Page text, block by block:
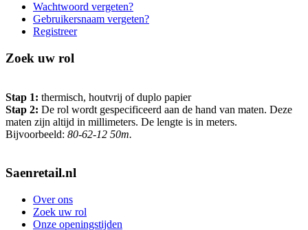
Wachtwoord vergeten?
Gebruikersnaam vergeten?
Registreer
Zoek uw rol
Stap 1: thermisch, houtvrij of duplo papier
Stap 2: De rol wordt gespecificeerd aan de hand van maten. Deze
maten zijn altijd in millimeters. De lengte is in meters.
Bijvoorbeeld: 80-62-12 50m.
Saenretail.nl
Over ons
Zoek uw rol
Onze openingstijden